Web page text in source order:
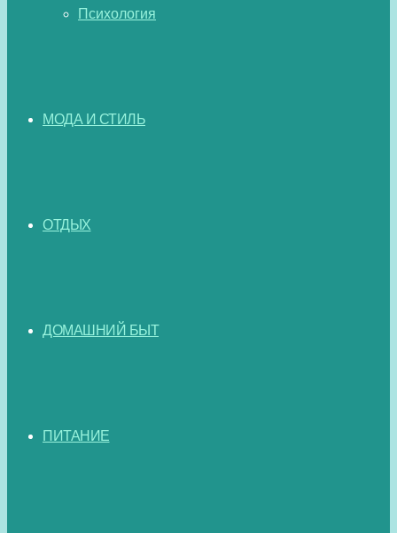
Психология
МОДА И СТИЛЬ
ОТДЫХ
ДОМАШНИЙ БЫТ
ПИТАНИЕ